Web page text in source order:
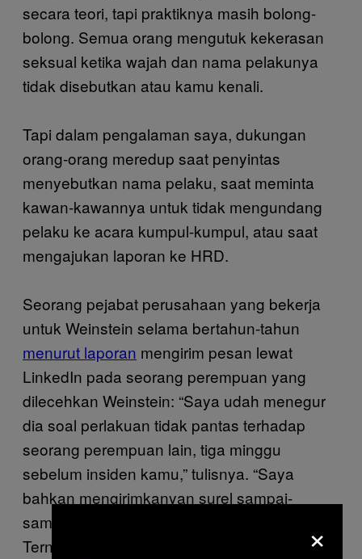
secara teori, tapi praktiknya masih bolong-
bolong. Semua orang mengutuk kekerasan
seksual ketika wajah dan nama pelakunya
tidak disebutkan atau kamu kenali.
Tapi dalam pengalaman saya, dukungan
orang-orang meredup saat penyintas
menyebutkan nama pelaku, saat meminta
kawan-kawannya untuk tidak mengundang
pelaku ke acara kumpul-kumpul, atau saat
mengajukan laporan ke HRD.
Seorang pejabat perusahaan yang bekerja
untuk Weinstein selama bertahun-tahun
menurut laporan mengirim pesan lewat
LinkedIn pada seorang perempuan yang
dilecehkan Weinstein: “Saya udah menegur
dia soal perlakuan tidak pantas terhadap
seorang perempuan lain, tiga minggu
sebelum insiden kamu,” tulisnya. “Saya
bahkan mengirimkanyan surel sampai-
sampai dia menyebut saya polisi seks.”
Ternyata, segitu doang level advokasinya.×